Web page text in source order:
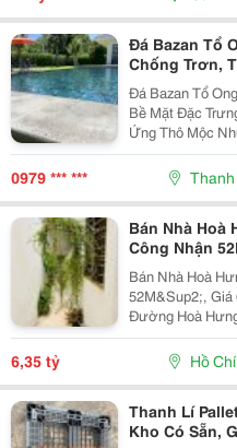
Đá Bazan Tổ
Chống Trơn,
Đá Bazan Tổ
Bề Mặt Đặc
Ứng Thô Mộc
Công Phù Hợp,
Và Vẻ Đẹp Hài
0979 *** ***
Bán Nhà Hoà
Công Nhận
Bán Nhà Hoà
52M&Sup2;, Giá
Đường Hoà
Thước: 3.4M X
Trạng: 1 Phòng
6,35 tỷ Hồ
Thanh Lí
Kho Có Sẵn,